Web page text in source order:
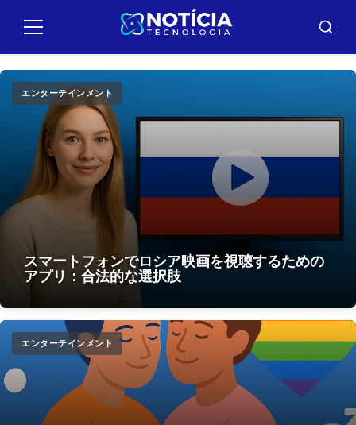
para
conteúdo
メ
バ
エンターテインメント
スマートフォンでロシア映画を視聴するための
アプリ：合法的な選択肢
エンターテインメント